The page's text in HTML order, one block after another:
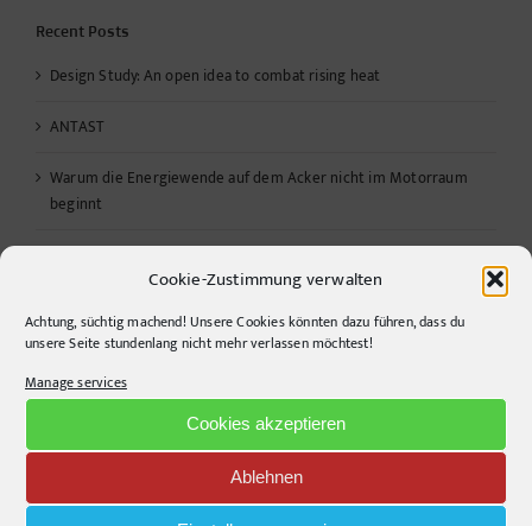
Cookie-Zustimmung verwalten
Achtung, süchtig machend! Unsere Cookies könnten dazu führen, dass du
unsere Seite stundenlang nicht mehr verlassen möchtest!
Manage services
Cookies akzeptieren
Ablehnen
Recent Posts
Design Study: An open idea to combat rising heat
ANTAST
Warum die Energiewende auf dem Acker nicht im Motorraum
beginnt
Links